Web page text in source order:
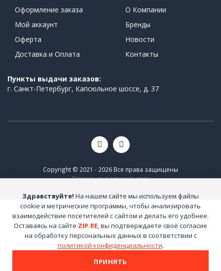
Оформление заказа
Мой аккаунт
Оферта
Доставка и Оплата
О Компании
Бренды
Новости
Контакты
Пункты выдачи заказов:
г. Санкт-Петербург, Капсюльное шоссе, д. 37
Copyright © 2021 - 2026 Все права защищены
Политика конфиденциальности
Здравствуйте! На нашем сайте мы используем файлы
cookie и метрические программы, чтобы анализировать
взаимодействие посетителей с сайтом и делать его удобнее.
Оставаясь на сайте ZIP.RE, вы подтверждаете своё согласие
на обработку персональных данных в соответствии с
политикой конфиденциальности.
ПРИНЯТЬ